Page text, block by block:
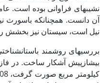
نشیب­های فراوانی بوده است.
آن دانست. هم­چنان­که باسورث
نیل است، سیستان نیز بخشش رود
بررسی­های روشمند